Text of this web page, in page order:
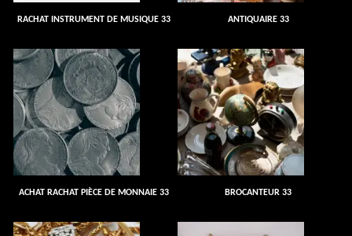
RACHAT INSTRUMENT DE MUSIQUE 33 ANTIQUAIRE 33
ACHAT RACHAT PIÈCE DE MONNAIE 33 BROCANTEUR 33